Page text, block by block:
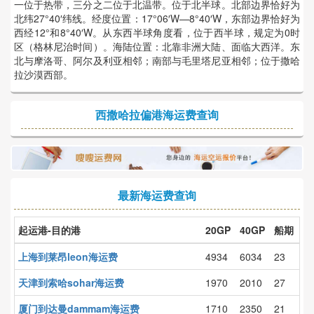
一位于热带，三分之二位于北温带。位于北半球。北部边界恰好为
北纬27°40′纬线。经度位置：17°06′W—8°40′W，东部边界恰好为
西经12°和8°40′W。从东西半球角度看，位于西半球，规定为0时
区（格林尼治时间）。海陆位置：北靠非洲大陆、面临大西洋。东
北与摩洛哥、阿尔及利亚相邻；南部与毛里塔尼亚相邻；位于撒哈
拉沙漠西部。
西撒哈拉偏港海运费查询
最新海运费查询
起运港-目的港 20GP 40GP
船期
上海到莱昂leon海运费
4934 6034
23
天津到索哈sohar海运费
1970 2010
27
厦门到达曼dammam海运费
1710 2350 21